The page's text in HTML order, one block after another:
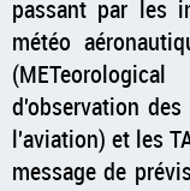
passant par les
météo
d'observation
l'aviation) et les
message de